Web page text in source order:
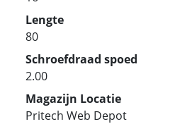
Lengte
80
Schroefdraad spoed
2.00
Magazijn Locatie
Pritech Web Depot